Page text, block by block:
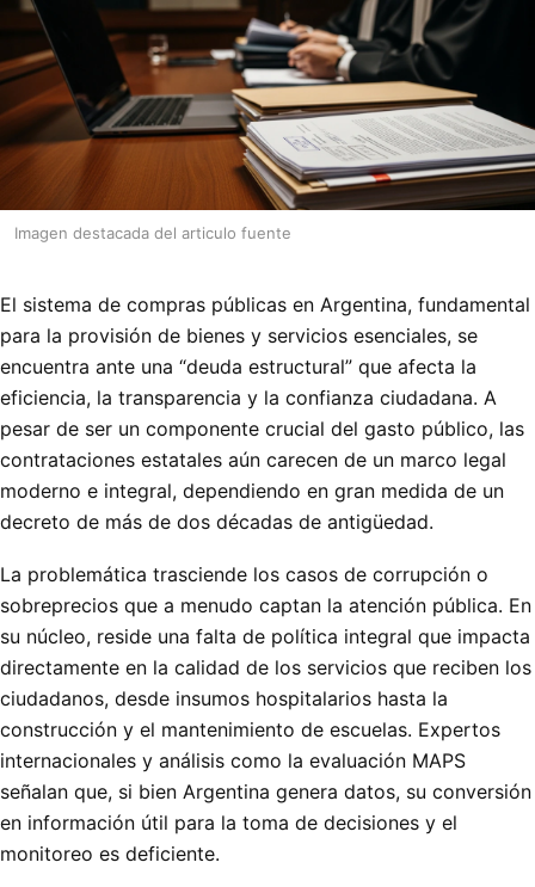
Imagen destacada del articulo fuente
El sistema de compras públicas en Argentina, fundamental
para la provisión de bienes y servicios esenciales, se
encuentra ante una “deuda estructural” que afecta la
eficiencia, la transparencia y la confianza ciudadana. A
pesar de ser un componente crucial del gasto público, las
contrataciones estatales aún carecen de un marco legal
moderno e integral, dependiendo en gran medida de un
decreto de más de dos décadas de antigüedad.
La problemática trasciende los casos de corrupción o
sobreprecios que a menudo captan la atención pública. En
su núcleo, reside una falta de política integral que impacta
directamente en la calidad de los servicios que reciben los
ciudadanos, desde insumos hospitalarios hasta la
construcción y el mantenimiento de escuelas. Expertos
internacionales y análisis como la evaluación MAPS
señalan que, si bien Argentina genera datos, su conversión
en información útil para la toma de decisiones y el
monitoreo es deficiente.